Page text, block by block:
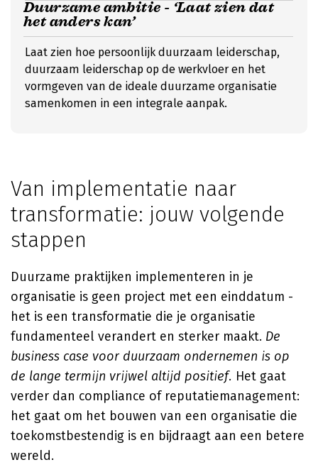
Duurzame ambitie - ‘Laat zien dat
het anders kan’
Laat zien hoe persoonlijk duurzaam leiderschap,
duurzaam leiderschap op de werkvloer en het
vormgeven van de ideale duurzame organisatie
samenkomen in een integrale aanpak.
Van implementatie naar
transformatie: jouw volgende
stappen
Duurzame praktijken implementeren in je
organisatie is geen project met een einddatum -
het is een transformatie die je organisatie
fundamenteel verandert en sterker maakt. De
business case voor duurzaam ondernemen is op
de lange termijn vrijwel altijd positief. Het gaat
verder dan compliance of reputatiemanagement:
het gaat om het bouwen van een organisatie die
toekomstbestendig is en bijdraagt aan een betere
wereld.